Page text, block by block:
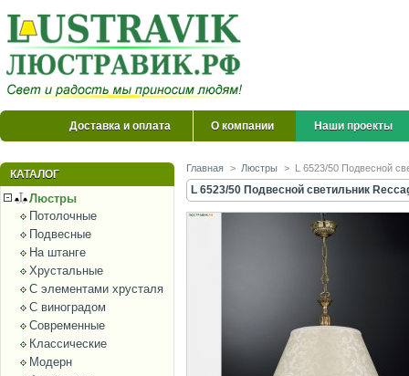
Доставка и оплата О компании Наши проекты
КАТАЛОГ
Люстры
Потолочные
Подвесные
На штанге
Хрустальные
С элементами хрусталя
С виноградом
Современные
Классические
Модерн
Главная > Люстры > L 6523/50 Подвесной
L 6523/50 Подвесной светильник